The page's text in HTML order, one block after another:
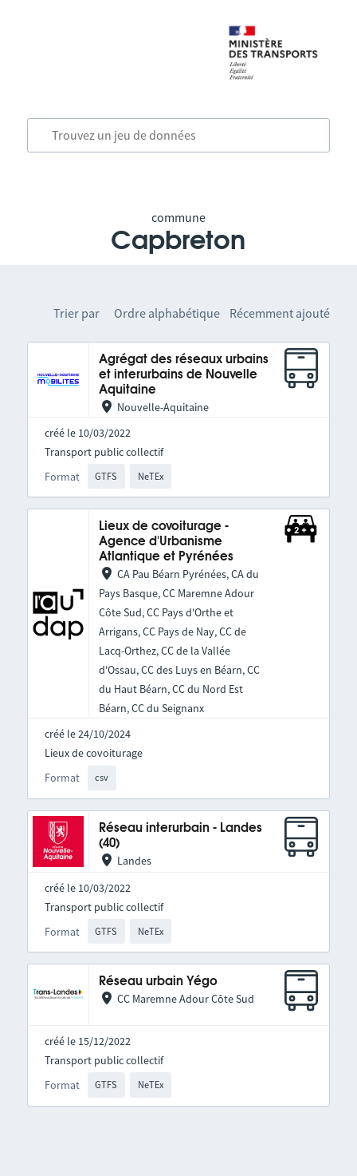
commune
Capbreton
Trier par Ordre alphabétique Récemment ajouté
Agrégat des réseaux urbains
et interurbains de Nouvelle
Aquitaine
Nouvelle-Aquitaine
créé le 10/03/2022
Format GTFS NeTEx
Transport public collectif
Lieux de covoiturage -
Agence d'Urbanisme
Atlantique et Pyrénées
CA Pau Béarn Pyrénées, CA du
Pays Basque, CC Maremne Adour
Côte Sud, CC Pays d'Orthe et
Arrigans, CC Pays de Nay, CC de
Lacq-Orthez, CC de la Vallée
d'Ossau, CC des Luys en Béarn, CC
du Haut Béarn, CC du Nord Est
Béarn, CC du Seignanx
créé le 24/10/2024
Format csv
Lieux de covoiturage
Réseau interurbain - Landes
(40)
Landes
créé le 10/03/2022
Format GTFS NeTEx
Transport public collectif
Réseau urbain Yégo
CC Maremne Adour Côte Sud
créé le 15/12/2022
Format GTFS NeTEx
Transport public collectif